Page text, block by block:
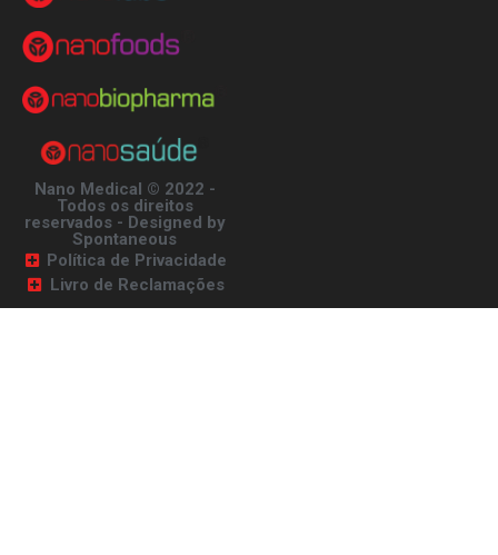
Nano Medical © 2022 -
Todos os direitos
reservados - Designed by
Spontaneous
Política de Privacidade
Livro de Reclamações